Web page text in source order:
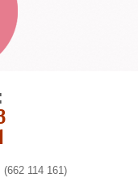
114 161)